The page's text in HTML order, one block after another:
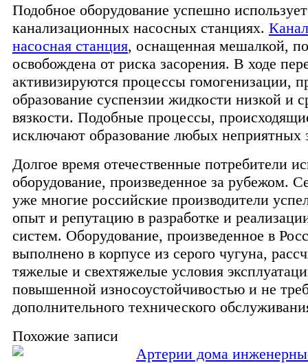
Подобное оборудование успешно
канализационных насосных станциях.
насосная станция, оснащенная мешалкой,
освобождена от риска засорения. В ходе
активизируются процессы гомогенизации,
образование суспензии жидкости низкой и
вязкости. Подобные процессы,
исключают образование любых неприятных
Долгое время отечественные потребители
оборудование, произведенное за рубежом.
уже многие российские производители
опыт и репутацию в разработке и
систем. Оборудование, произведенное в
выполнено в корпусе из серого чугуна,
тяжелые и свехтяжелые условия
повышенной износоустойчивостью и не
дополнительного технического
Похожие записи
Артерии дома